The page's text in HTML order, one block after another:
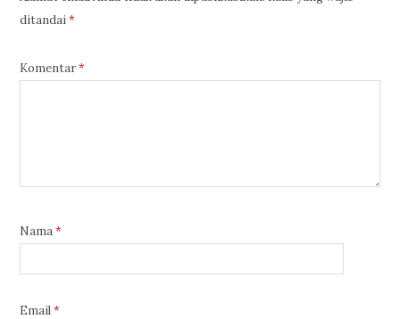
ditandai*
Komentar*
Nama*
Email*